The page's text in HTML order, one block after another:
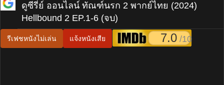
ดูซีรี่ย์ ออนไลน์ ทัณฑ์นรก 2 พากย์ไทย (2024)
Hellbound 2 EP.1-6 (จบ)
รีเฟชหนังไม่เล่น แจ้งหนังเสีย 7.0 /10